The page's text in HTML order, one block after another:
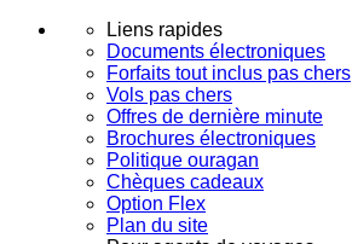
Liens rapides
Documents électroniques
Forfaits tout inclus pas chers
Vols pas chers
Offres de dernière minute
Brochures électroniques
Politique ouragan
Chèques cadeaux
Option Flex
Plan du site